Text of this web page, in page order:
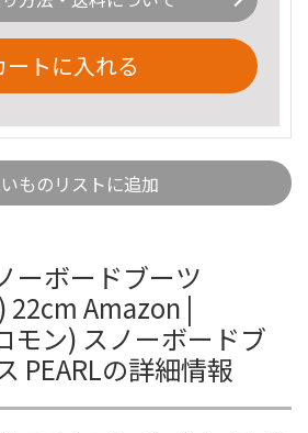
ートに入れる
ものリストに追加
ボードブーツ
22cm Amazon |
モン) スノーボードブ
PEARLの詳細情報